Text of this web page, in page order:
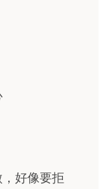
好像要拒